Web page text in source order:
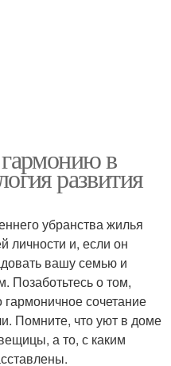
в
развития
убранства жилья
личности и, если он
вашу семью и
Позаботьтесь о том,
сочетание
Помните, что уют в доме
а то, с каким